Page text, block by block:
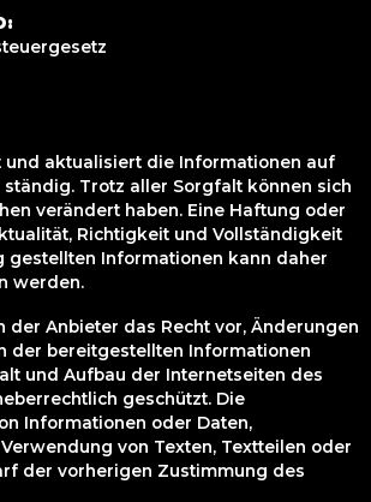
und aktualisiert die Informationen auf
ständig. Trotz aller Sorgfalt können sich
verändert haben. Eine Haftung oder
Richtigkeit und Vollständigkeit
gestellten Informationen kann daher
werden.
der Anbieter das Recht vor, Änderungen
der bereitgestellten Informationen
und Aufbau der Internetseiten des
geschützt. Die
Informationen oder Daten,
von Texten, Textteilen oder
der vorherigen Zustimmung des